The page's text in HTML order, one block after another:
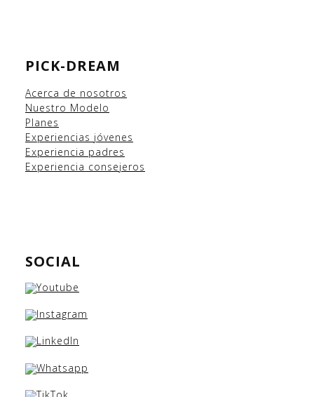
PICK-DREAM
Acerca de nosotros
Nuestro Modelo
Planes
Experiencias jóvenes
Experiencia padres
Experiencia consejeros
SOCIAL